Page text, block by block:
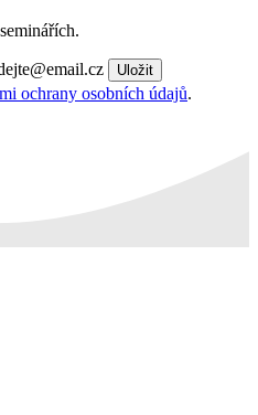
Uložit
ochrany osobních údajů.